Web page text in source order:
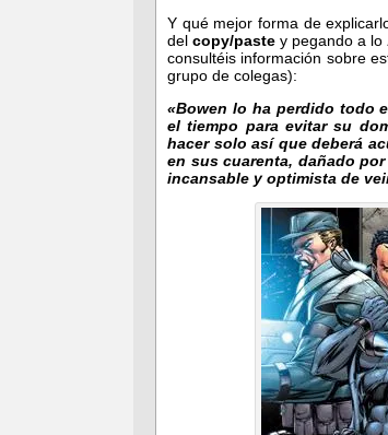
Y qué mejor forma de
del copy/paste y pegando a lo
consultéis información sobre
grupo de colegas):
«Bowen lo ha perdido todo
el tiempo para evitar su
hacer solo así que deberá
en sus cuarenta, dañado
incansable y optimista de